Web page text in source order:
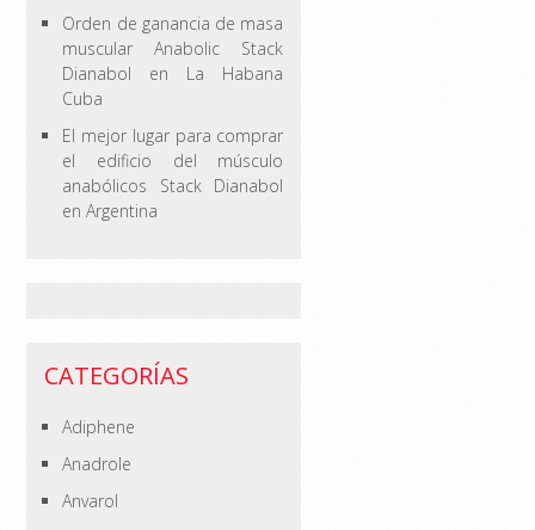
Orden de ganancia de masa
muscular Anabolic Stack
Dianabol en La Habana
Cuba
El mejor lugar para comprar
el edificio del músculo
anabólicos Stack Dianabol
en Argentina
CATEGORÍAS
Adiphene
Anadrole
Anvarol